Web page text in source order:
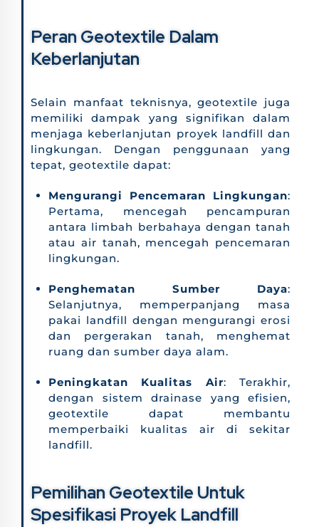
Peran Geotextile Dalam
Keberlanjutan
Selain manfaat teknisnya, geotextile juga
memiliki dampak yang signifikan dalam
menjaga keberlanjutan proyek landfill dan
lingkungan. Dengan penggunaan yang
tepat, geotextile dapat:
Mengurangi Pencemaran Lingkungan:
Pertama, mencegah pencampuran
antara limbah berbahaya dengan tanah
atau air tanah, mencegah pencemaran
lingkungan.
Penghematan Sumber Daya:
Selanjutnya, memperpanjang masa
pakai landfill dengan mengurangi erosi
dan pergerakan tanah, menghemat
ruang dan sumber daya alam.
Peningkatan Kualitas Air: Terakhir,
dengan sistem drainase yang efisien,
geotextile dapat membantu
memperbaiki kualitas air di sekitar
landfill.
Pemilihan Geotextile Untuk
Spesifikasi Proyek Landfill